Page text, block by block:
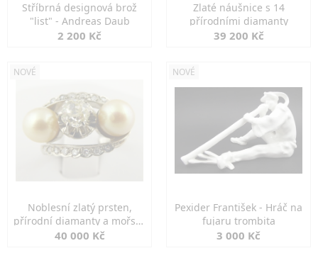
Stříbrná designová brož
"list" - Andreas Daub
2 200 Kč
Zlaté náušnice s 14
přírodními diamanty
39 200 Kč
NOVÉ
Noblesní zlatý prsten,
přírodní diamanty a mořské
perly
40 000 Kč
NOVÉ
Pexider František - Hráč na
fujaru trombita
3 000 Kč